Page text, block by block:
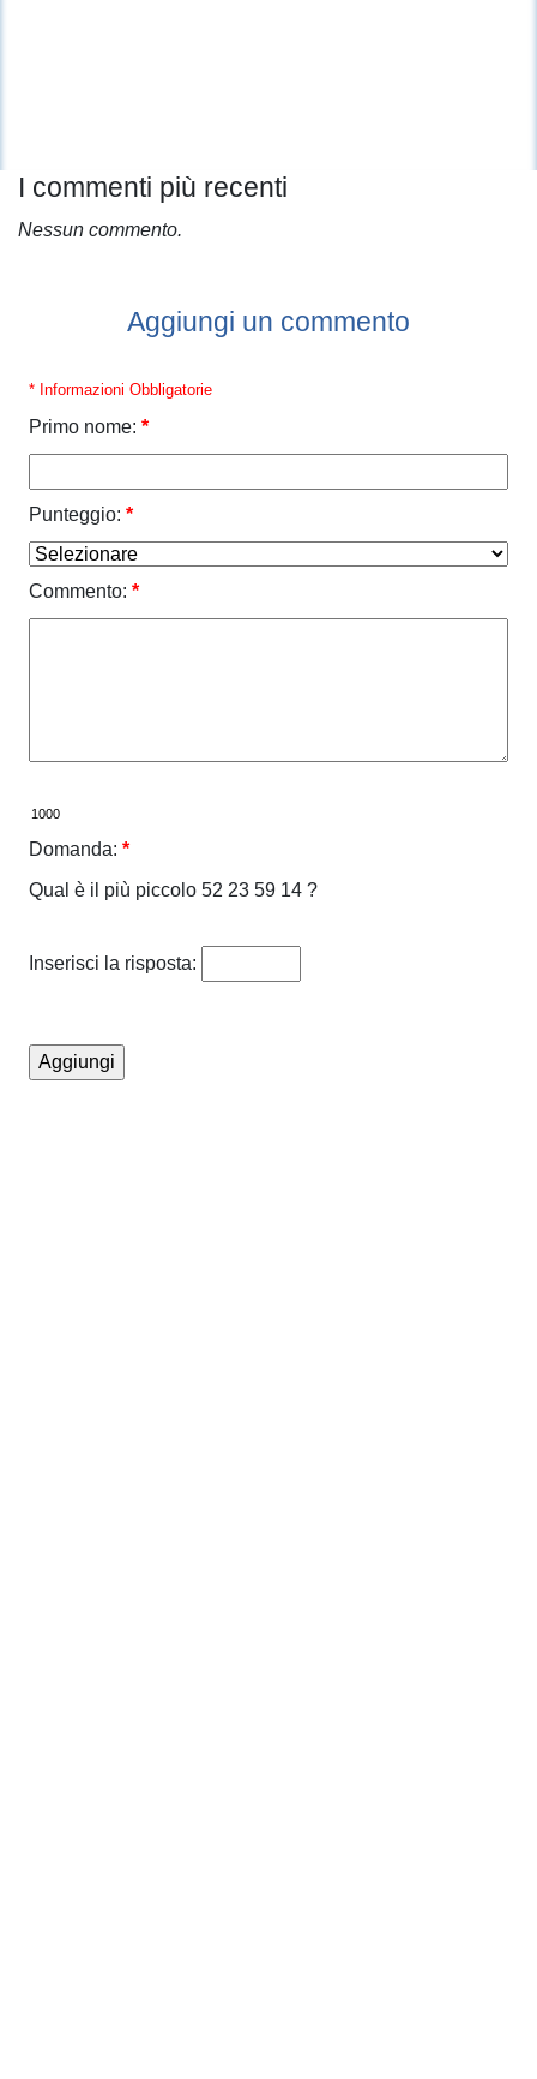
I commenti più recenti
Nessun commento.
Aggiungi un commento
* Informazioni Obbligatorie
Primo nome: *
Punteggio: *
Commento: *
Domanda: *
Qual è il più piccolo 52 23 59 14 ?
Inserisci la risposta: